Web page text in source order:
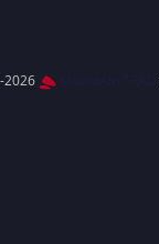
2026 MountAin TRAD